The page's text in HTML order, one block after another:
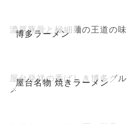
博多ラーメン
濃厚豚骨と極細麺の王道の味
屋台名物 焼きラーメン
屋台発祥の香ばしき博多グル
メ